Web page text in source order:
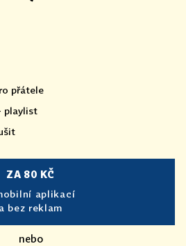
přátele
playlist
ZA 80 KČ
aplikací
a bez reklam
nebo